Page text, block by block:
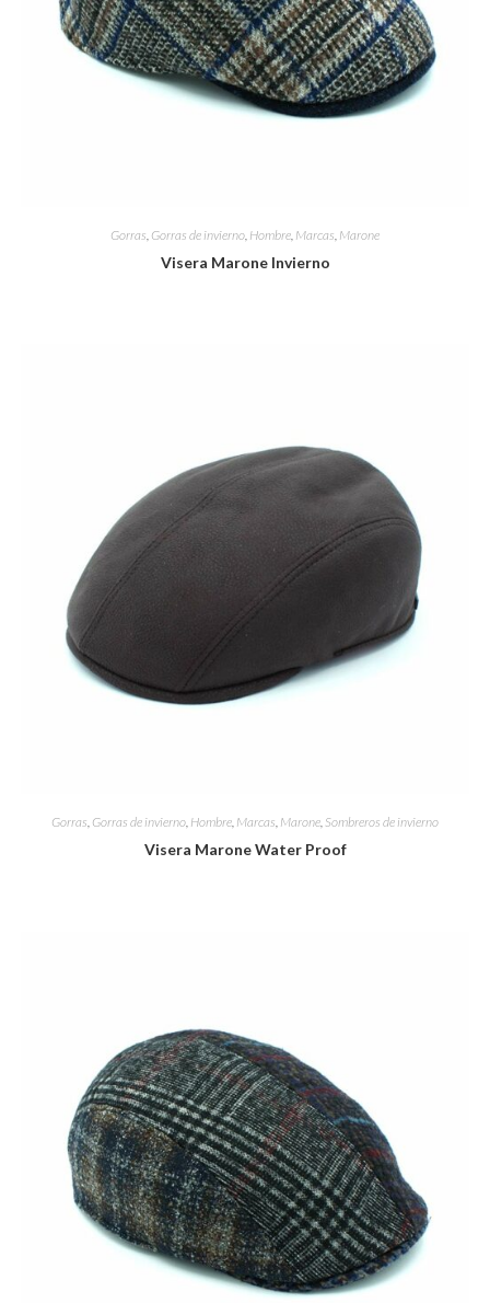
Gorras Gorras de invierno Hombre Marcas Marone
Visera Marone Invierno
Gorras, Gorras de invierno, Hombre, Marcas, Marone, Sombreros de invierno
Visera Marone Water Proof